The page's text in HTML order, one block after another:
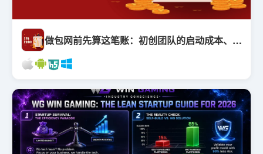
做包网前先算这笔账：初创团队的启动成本、隐形成本与盈亏平衡点